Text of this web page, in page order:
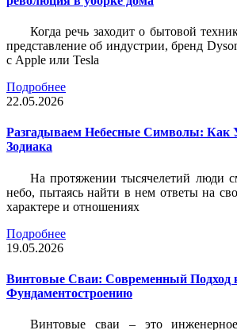
Когда речь заходит о бытовой
представление об индустрии, бренд
с Apple или Tesla
Подробнее
22.05.2026
Разгадываем Небесные Символы: Как
Зодиака
На протяжении тысячелетий люди
небо, пытаясь найти в нем ответы на
характере и отношениях
Подробнее
19.05.2026
Винтовые Сваи: Современный Подход
Фундаментостроению
Винтовые сваи – это